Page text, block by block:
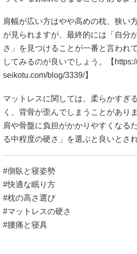
肩幅が広い方はやや高めの枕、狭い
が見られますが、最終的には「自分
さ」を見つけることが一番と言われ
してみるのが良いでしょう。【
seikotu.com/blog/3339/】
マットレスに関しては、柔らかすぎ
く、背骨が歪んでしまうことがあり
肩や骨盤に負担がかかりやすくなる
る中程度の硬さ」を選ぶと良いとさ
#側臥と寝姿勢
#快適な眠り方
#枕の高さ選び
#マットレスの硬さ
#腰痛と寝具